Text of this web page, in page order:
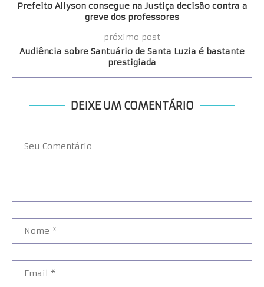
Prefeito Allyson consegue na Justiça decisão contra a
greve dos professores
próximo post
Audiência sobre Santuário de Santa Luzia é bastante
prestigiada
DEIXE UM COMENTÁRIO